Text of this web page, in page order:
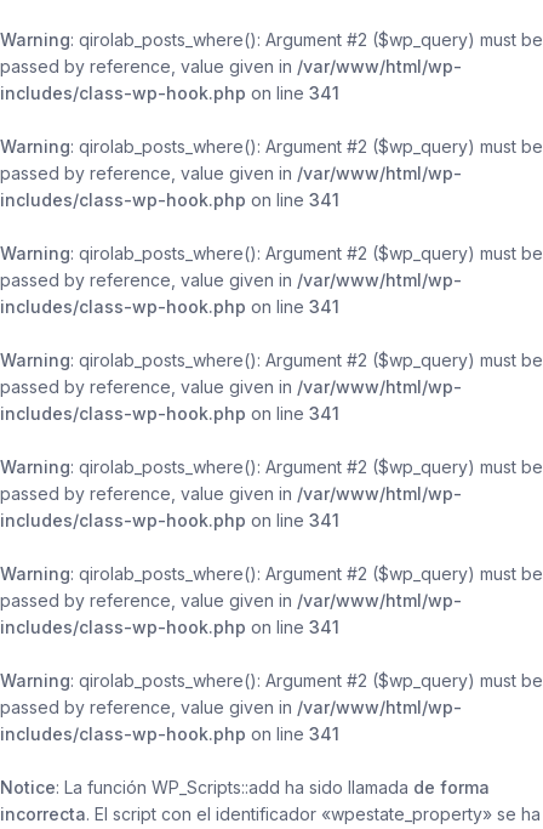
Warning: qirolab_posts_where(): Argument #2 ($wp_query) must be
passed by reference, value given in /var/www/html/wp-
includes/class-wp-hook.php on line 341
Warning: qirolab_posts_where(): Argument #2 ($wp_query) must be
passed by reference, value given in /var/www/html/wp-
includes/class-wp-hook.php on line 341
Warning: qirolab_posts_where(): Argument #2 ($wp_query) must be
passed by reference, value given in /var/www/html/wp-
includes/class-wp-hook.php on line 341
Warning: qirolab_posts_where(): Argument #2 ($wp_query) must be
passed by reference, value given in /var/www/html/wp-
includes/class-wp-hook.php on line 341
Warning: qirolab_posts_where(): Argument #2 ($wp_query) must be
passed by reference, value given in /var/www/html/wp-
includes/class-wp-hook.php on line 341
Warning: qirolab_posts_where(): Argument #2 ($wp_query) must be
passed by reference, value given in /var/www/html/wp-
includes/class-wp-hook.php on line 341
Warning: qirolab_posts_where(): Argument #2 ($wp_query) must be
passed by reference, value given in /var/www/html/wp-
includes/class-wp-hook.php on line 341
Notice: La función WP_Scripts::add ha sido llamada de forma
incorrecta. El script con el identificador «wpestate_property» se ha